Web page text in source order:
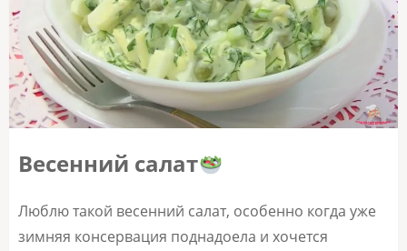
Весенний салат
Люблю такой весенний салат, особенно когда уже
зимняя консервация поднадоела и хочется